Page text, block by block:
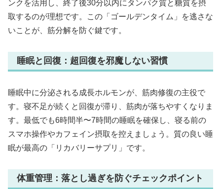
ンクを活用し、終了後30分以内にタンパク質と糖質を摂
取するのが理想です。この「ゴールデンタイム」を逃さな
いことが、筋分解を防ぐ鍵です。
睡眠と回復：超回復を邪魔しない習慣
睡眠中に分泌される成長ホルモンが、筋肉修復の主役で
す。寝不足が続くと回復が滞り、筋肉が落ちやすくなりま
す。最低でも6時間半〜7時間の睡眠を確保し、寝る前の
スマホ操作やカフェイン摂取を控えましょう。質の良い睡
眠が最高の「リカバリーサプリ」です。
体重管理：落とし過ぎを防ぐチェックポイント